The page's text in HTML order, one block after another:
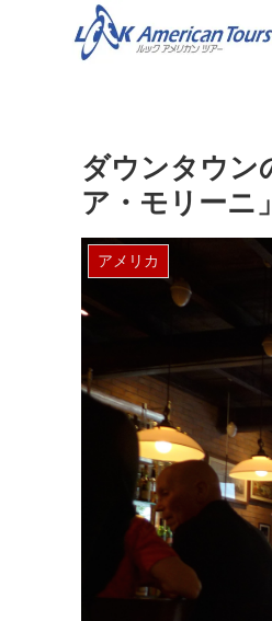
ダウンタウン
ア・モリー
アメリカ